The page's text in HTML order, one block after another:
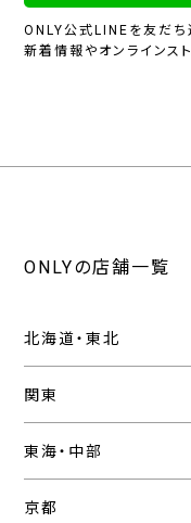
ONLY公式LINEを友だち
新着情報やオンラインス
ONLYの店舗一覧
北海道・東北
関東
東海・中部
京都